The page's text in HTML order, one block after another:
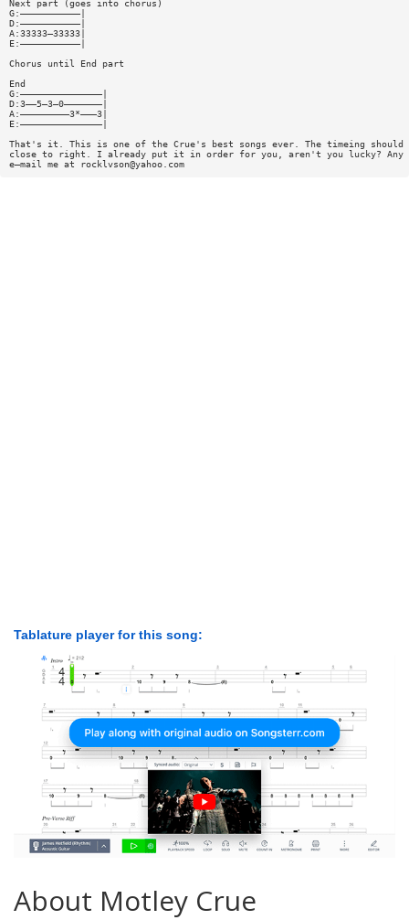
Next part (goes into chorus)
G:———————————|
D:———————————|
A:33333—33333|
E:———————————|
Chorus until End part
End
G:———————————————|
D:3——5—3—0———————|
A:—————————3*———3|
E:———————————————|
That's it. This is one of the Crue's best songs ever. The timeing
close to right. I already put it in order for you, aren't you lucky? Any
e—mail me at
rocklvson@yahoo.com
Tablature player for this song:
About Motley Crue